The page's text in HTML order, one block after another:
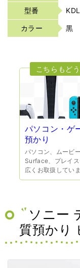
型番
カラー 黒
パソコン・ゲ
預かり
パソコン、ムービ
Surface、プレイ
広くお取扱していま
ソニー
質預かり